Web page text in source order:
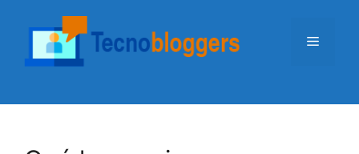
contenido
Menú